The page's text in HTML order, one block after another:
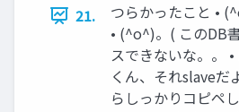
21.
つらかったこと •
• (^o^)。( このDB
スできないな。。
くん、それslaveだ
らしっかりコピペ